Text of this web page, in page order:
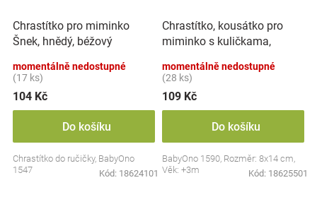
Chrastítko pro miminko
Šnek, hnědý, béžový
momentálně nedostupné
(17 ks)
104 Kč
Do košíku
Chrastítko do ručičky, BabyOno
1547
Kód: 18624101
Chrastítko, kousátko pro
miminko s kuličkama,
momentálně nedostupné
(28 ks)
109 Kč
Do košíku
BabyOno 1590, Rozměr: 8x14 cm,
Věk: +3m
Kód: 18625501